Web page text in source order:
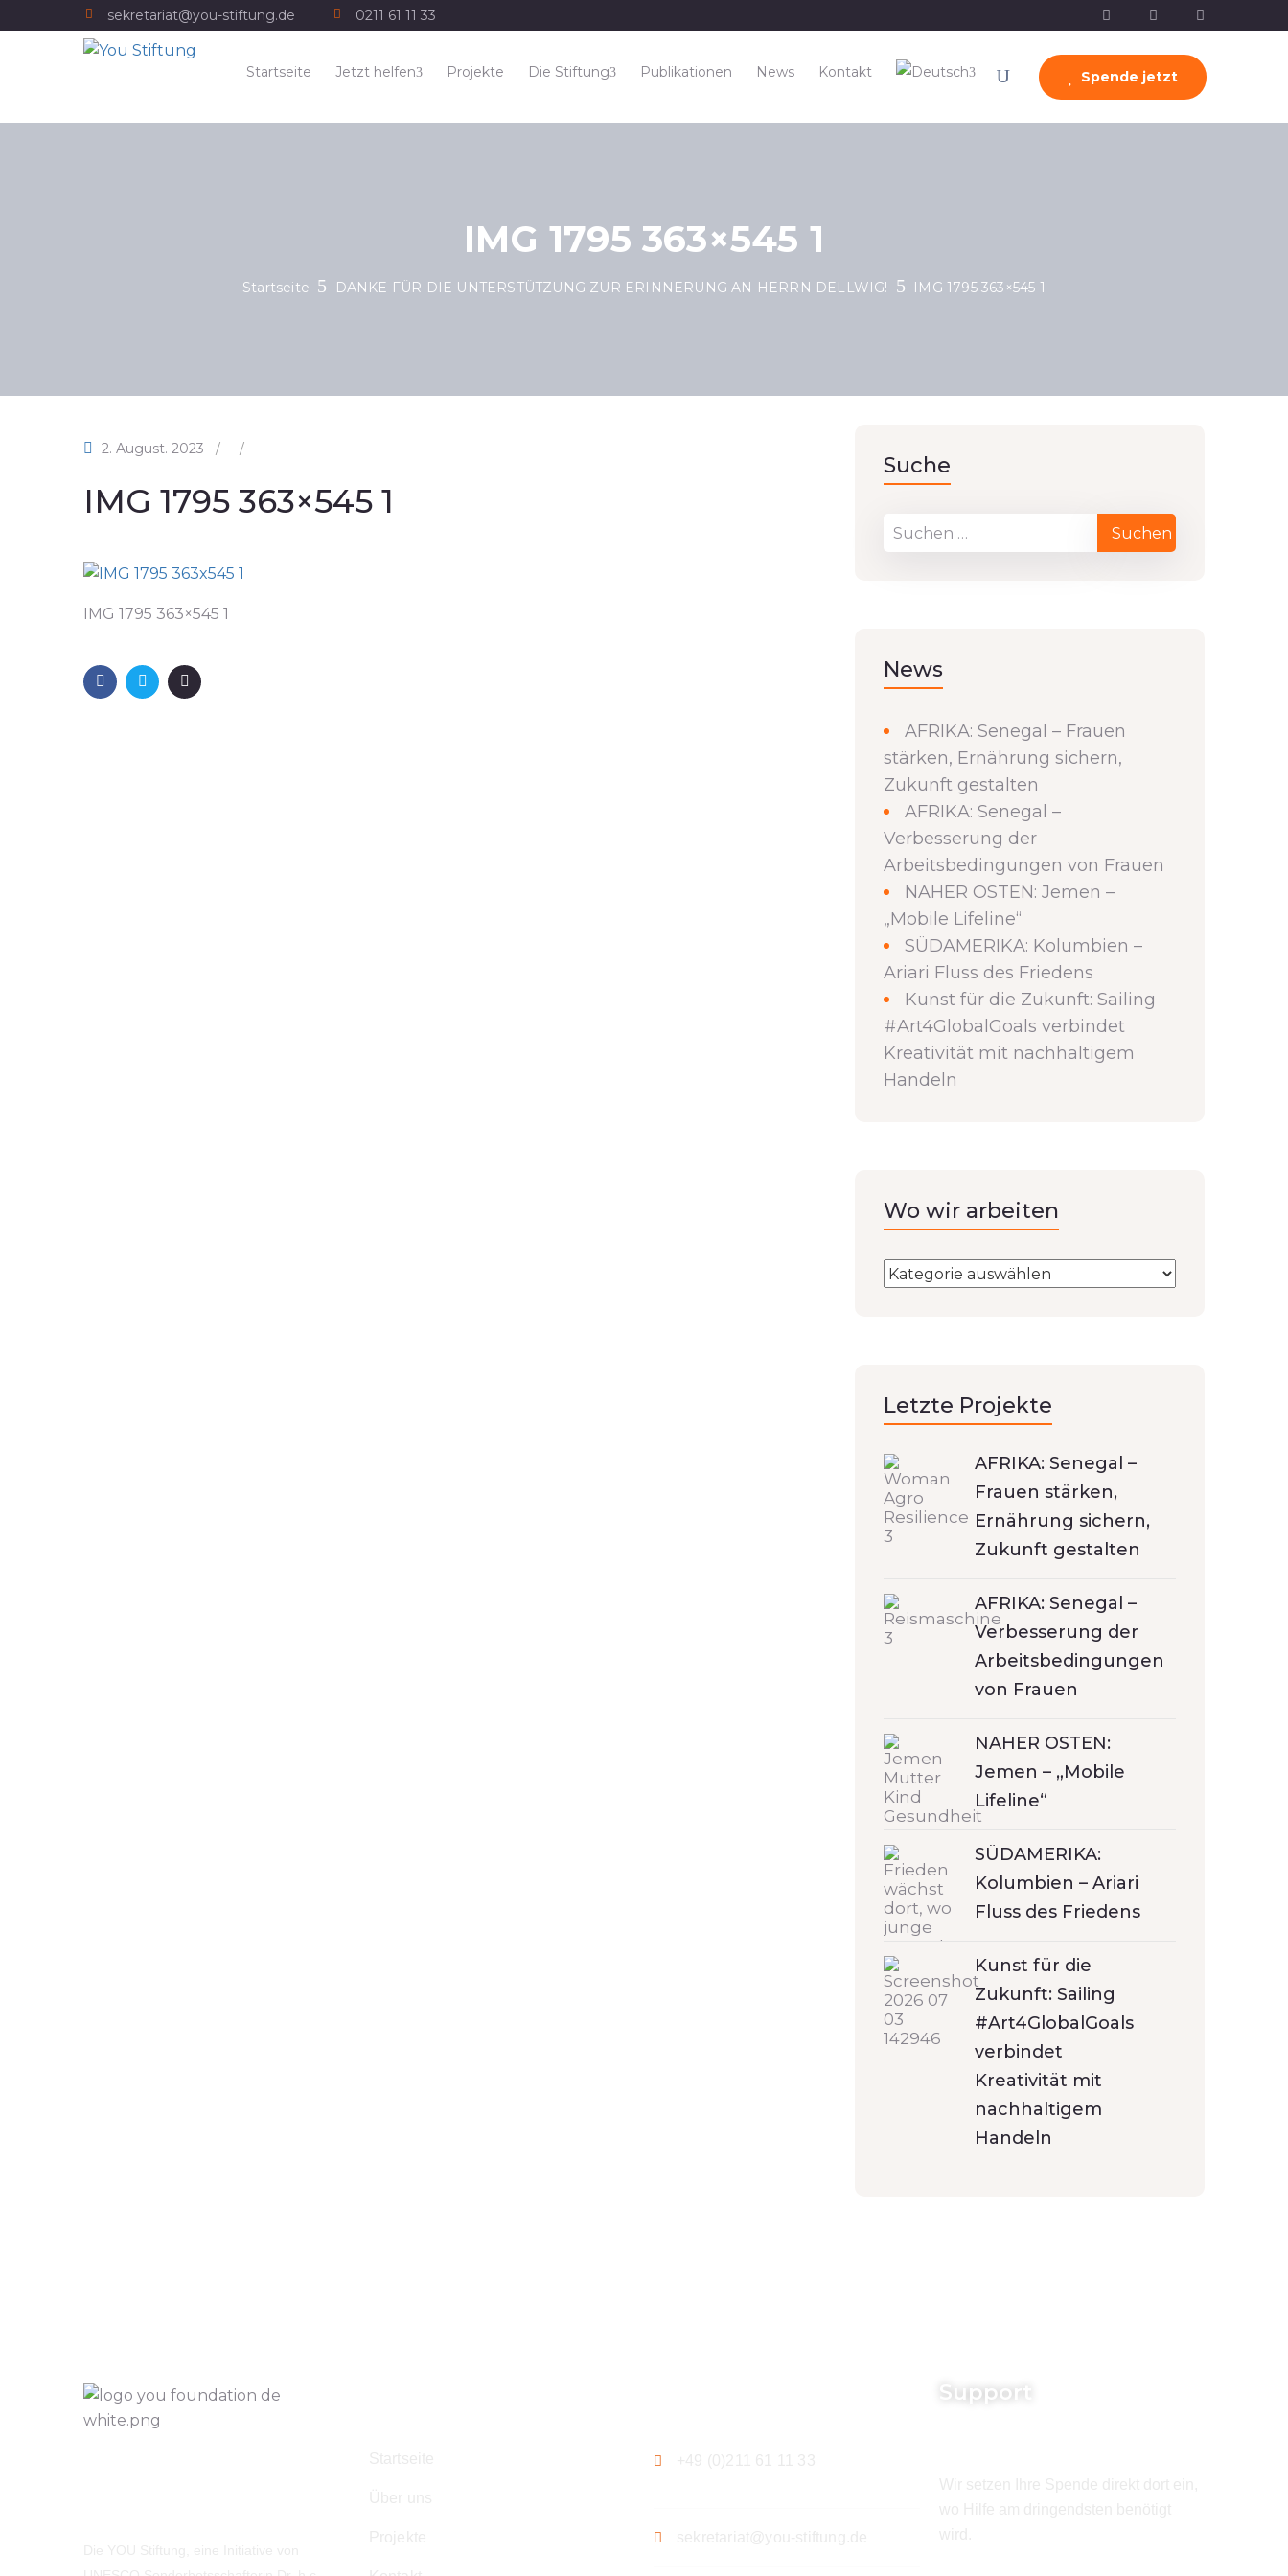
sekretariat@you-stiftung.de 0211 61 11 33
Startseite Jetzt helfen Projekte Die Stiftung Publikationen News Kontakt Spende jetzt
IMG 1795 363×545 1
Startseite DANKE FÜR DIE UNTERSTÜTZUNG ZUR ERINNERUNG AN HERRN DELLWIG! IMG 1795 363×545 1
2. August. 2023 / /
IMG 1795 363×545 1
IMG 1795 363×545 1
Suche
News
AFRIKA: Senegal – Frauen
stärken, Ernährung sichern,
Zukunft gestalten
AFRIKA: Senegal –
Verbesserung der
Arbeitsbedingungen von Frauen
NAHER OSTEN: Jemen –
„Mobile Lifeline“
SÜDAMERIKA: Kolumbien –
Ariari Fluss des Friedens
Kunst für die Zukunft: Sailing
#Art4GlobalGoals verbindet
Kreativität mit nachhaltigem
Handeln
Wo wir arbeiten
Letzte Projekte
AFRIKA: Senegal –
Frauen stärken,
Ernährung sichern,
Zukunft gestalten
AFRIKA: Senegal –
Verbesserung der
Arbeitsbedingungen
von Frauen
NAHER OSTEN:
Jemen – „Mobile
Lifeline“
SÜDAMERIKA:
Kolumbien – Ariari
Fluss des Friedens
Kunst für die
Zukunft: Sailing
#Art4GlobalGoals
verbindet
Kreativität mit
nachhaltigem
Handeln
Support